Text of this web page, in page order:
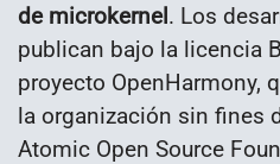
de microkernel. Los
publican bajo la licencia
proyecto OpenHarmony,
la organización sin fines
Atomic Open Source